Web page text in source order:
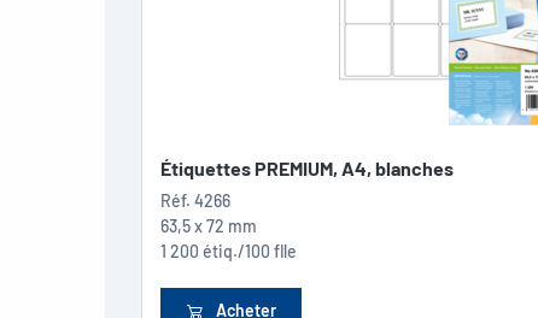
Étiquettes PREMIUM, A4, blanches
Réf. 4266
63,5 x 72 mm
1 200 étiq./100 flle
Acheter